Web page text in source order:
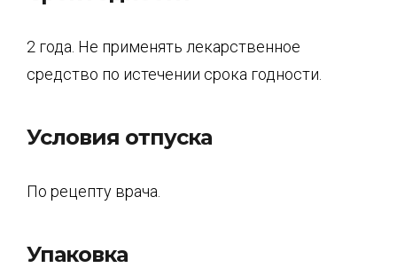
2 года. Не применять лекарственное
средство по истечении срока годности.
Условия отпуска
По рецепту врача.
Упаковка